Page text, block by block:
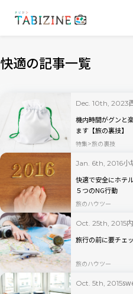
快適の記事一覧
Dec. 10th, 2023
機内時間がグンと
ます【旅の裏技】
特集 旅の裏技
Jan. 6th, 2016小
快適で安全にホテ
５つのNG行動
旅のハウツー
Oct. 25th, 2015
旅行の前に要チェ
旅のハウツー
Oct. 5th, 2015